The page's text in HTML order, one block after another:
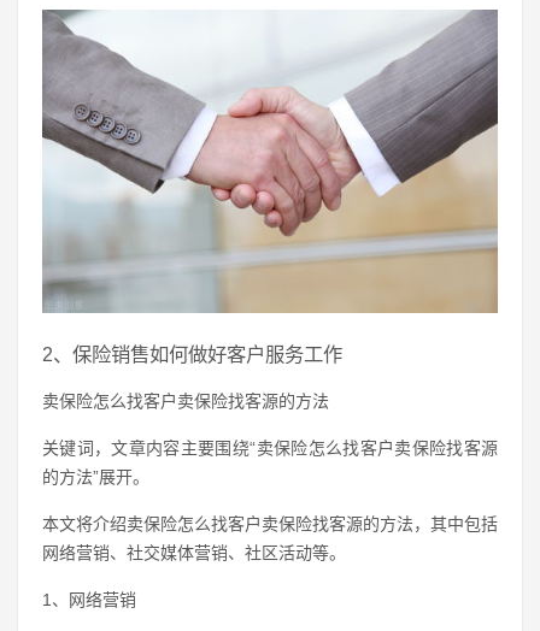
2、保险销售如何做好客户服务工作
卖保险怎么找客户卖保险找客源的方法
关键词，文章内容主要围绕“卖保险怎么找客户卖保险找客源
的方法”展开。
本文将介绍卖保险怎么找客户卖保险找客源的方法，其中包括
网络营销、社交媒体营销、社区活动等。
1、网络营销